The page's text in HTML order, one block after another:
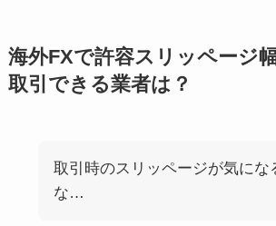
海外FXで許容スリッページ
取引できる業者は？
取引時のスリッページが気にな
な…